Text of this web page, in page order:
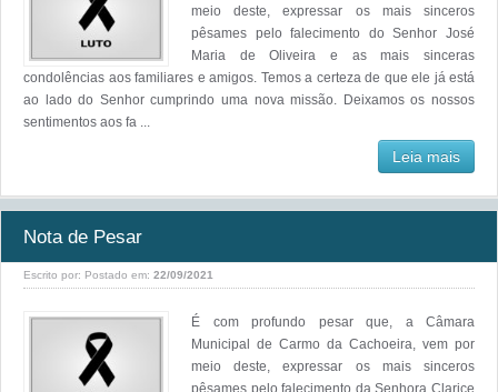
meio deste, expressar os mais sinceros
pêsames pelo falecimento do Senhor José
Maria de Oliveira e as mais sinceras
condolências aos familiares e amigos. Temos a certeza de que ele já está
ao lado do Senhor cumprindo uma nova missão. Deixamos os nossos
sentimentos aos fa ...
Leia mais
Nota de Pesar
Escrito por: Postado em: 22/09/2021
É com profundo pesar que, a Câmara
Municipal de Carmo da Cachoeira, vem por
meio deste, expressar os mais sinceros
pêsames pelo falecimento da Senhora Clarice